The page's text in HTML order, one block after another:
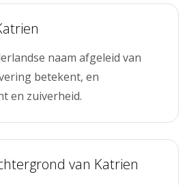
naam afgeleid van
betekent, en
en zuiverheid.
van Katrien